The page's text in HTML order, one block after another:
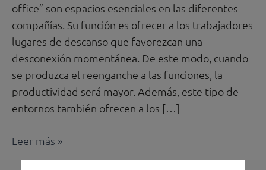
office” son espacios esenciales en las diferentes
compañías. Su función es ofrecer a los trabajadores
lugares de descanso que favorezcan una
desconexión momentánea. De este modo, cuando
se produzca el reenganche a las funciones, la
productividad será mayor. Además, este tipo de
entornos también ofrecen a los […]
Leer más »